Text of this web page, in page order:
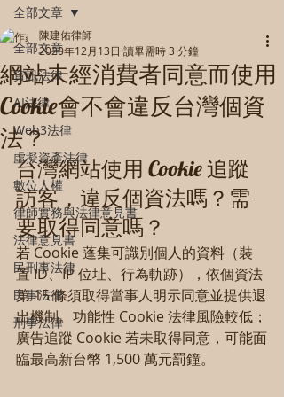
全部文章
資訊法律
AI法律
Web3法律
虛擬資產法律
數位人權
律師實務與法律意見書
法律意見書
民刑事法律
民事法律
刑事法律
全部文章
網站未經消費者同意而使用
Cookie會不會違反台灣個資
法？
陳建佑律師
2020年12月13日 讀畢需時 3 分鐘
台灣網站使用 Cookie 追蹤
訪客，違反個資法嗎？需
要取得同意嗎？
若 Cookie 蓬集可識別個人的資料（裝
置 ID、IP 位址、行為軌跡），依個資法
第 15 條須取得當事人明示同意並提供退
出機制。功能性 Cookie 法律風險較低；
廣告追蹤 Cookie 若未取得同意，可能面
臨最高新台幣 1,500 萬元罰鐘。